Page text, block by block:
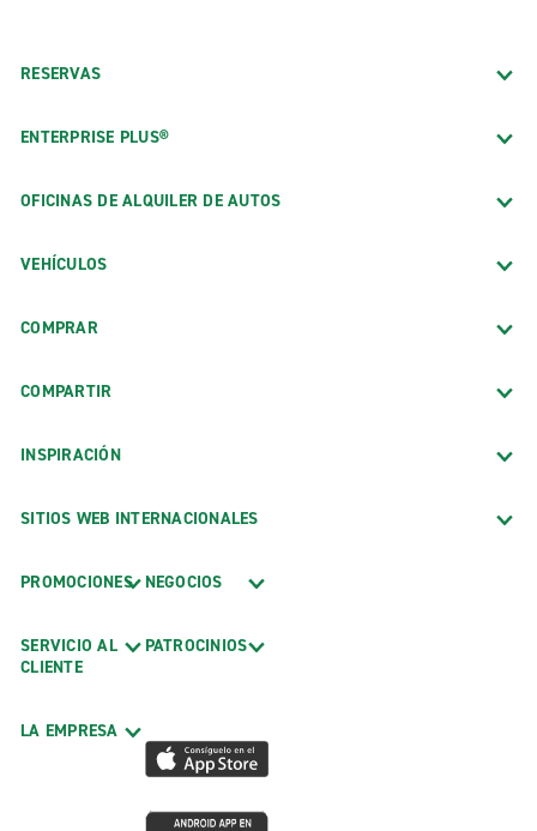
RESERVAS
ENTERPRISE PLUS®
OFICINAS DE ALQUILER DE AUTOS
VEHÍCULOS
COMPRAR
COMPARTIR
INSPIRACIÓN
SITIOS WEB INTERNACIONALES
PROMOCIONES
SERVICIO AL
CLIENTE
LA EMPRESA
NEGOCIOS
PATROCINIOS